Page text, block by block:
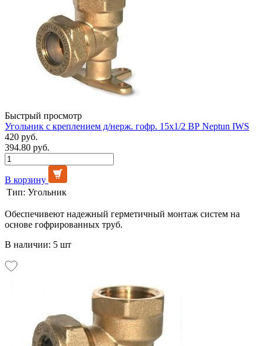
Быстрый просмотр
Угольник с креплением д/нерж. гофр. 15х1/2 ВР Neptun IWS
420 руб.
394.80 руб.
В корзину
Тип: Угольник
Обеспечивеют надежный герметичный монтаж систем на
основе гофрированных труб.
В наличии: 5 шт